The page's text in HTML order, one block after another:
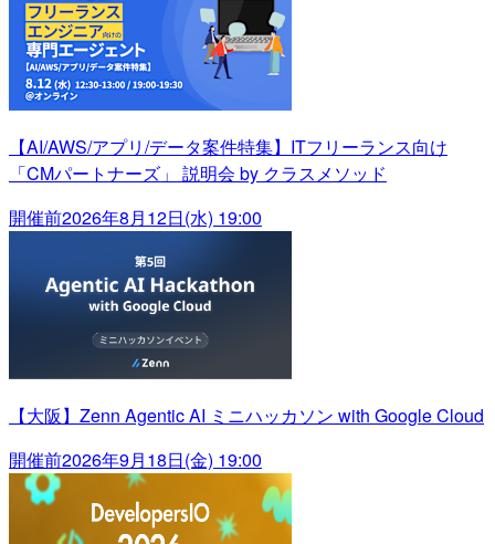
【AI/AWS/アプリ/データ案件特集】ITフリーランス向け
「CMパートナーズ」 説明会 by クラスメソッド
開催前2026年8月12日(水) 19:00
【大阪】Zenn Agentic AI ミニハッカソン with Google Cloud
開催前2026年9月18日(金) 19:00